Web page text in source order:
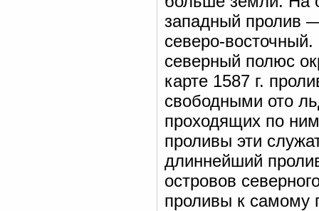
западный пролив
северо-
северный полюс
карте 1587 г.
свободными ото
проходящих по
проливы эти
длиннейший
островов
проливы к самому